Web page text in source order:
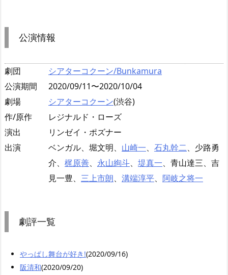
公演情報
劇団
シアターコクーン/Bunkamura
公演期間
2020/09/11〜2020/10/04
劇場
シアターコクーン(渋谷)
作/原作
レジナルド・ローズ
演出
リンゼイ・ポズナー
出演
ベンガル、堀文明、 山崎一、 石丸幹二、少路勇
介、 梶原善、 永山絢斗、 堤真一、青山達三、吉
見一豊、 三上市朗、 溝端淳平、 阿岐之将一
劇評一覧
やっぱし舞台が好き!(2020/09/16)
阪清和(2020/09/20)